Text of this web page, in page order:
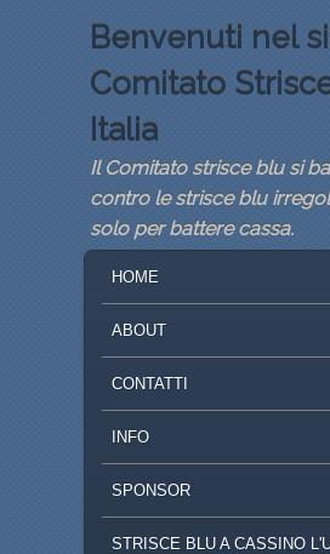
Benvenuti nel
Comitato
Italia
Il Comitato strisce blu si
contro le strisce blu
solo per battere cassa.
VAI AL CONTENUTO
VAI AL CONTENUTO
HOME
ABOUT
CONTATTI
INFO
SPONSOR
STRISCE BLU A CASSINO